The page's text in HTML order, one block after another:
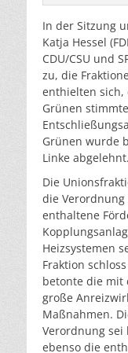
In der Sitzung
Katja Hessel
CDU/CSU und
zu, die
enthielten sich,
Grünen
Grünen wurde
Linke abgelehnt.
Die
die
enthaltene
Heizsystemen
Fraktion
betonte die mit
große
Maßnahmen.
Verordnung
ebenso die